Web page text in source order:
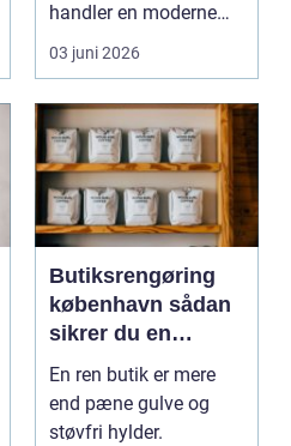
handler en moderne
elevator lige så meg...
03 juni 2026
Butiksrengøring
københavn sådan
sikrer du en
indbydende butik
hver dag
En ren butik er mere
end pæne gulve og
støvfri hylder.